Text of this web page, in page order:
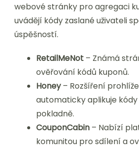
webové stránky pro agregaci
uvádějí kódy zaslané uživateli
úspěšností.
RetailMeNot – Známá
ověřování kódů kuponů.
Honey– Rozšíření
automaticky aplikuje
pokladně.
CouponCabin – Nabízí
komunitou pro sdílení a